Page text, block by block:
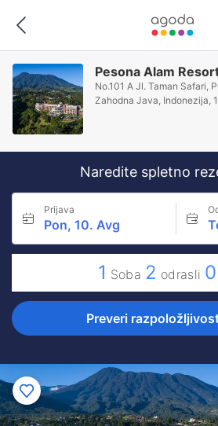
Pesona Alam
No.101 A Jl. Taman Safari,
Zahodna Java, Indonezija,
Naredite spletno
Prijava
Pon, 10. Avg
1 Soba 2 odrasli 0
Preveri